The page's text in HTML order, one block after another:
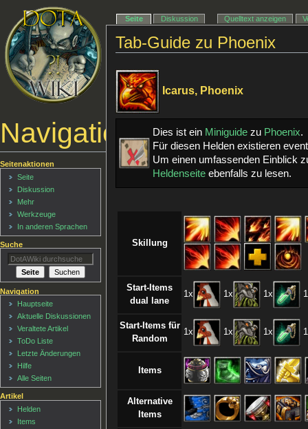
Tab-Guide zu Phoenix
Icarus, Phoenix
Dies ist ein Miniguide zu Phoenix.
Für diesen Helden existieren
Um einen umfassenden Einblick
Heldenseite ebenfalls zu lesen.
Skillung
Start-Items
dual lane
1x 1x 1x
Start-Items für
Random
1x 1x 1x
Items
Alternative
Items
Navigationsmenü
Seite Diskussion Quelltext anzeigen
Seitenaktionen
Seite
Diskussion
Mehr
Werkzeuge
In anderen Sprachen
Suche
Navigation
Hauptseite
Aktuelle Diskussionen
Veraltete Artikel
ToDo Liste
Letzte Änderungen
Hilfe
Alle Seiten
Artikel
Helden
Items